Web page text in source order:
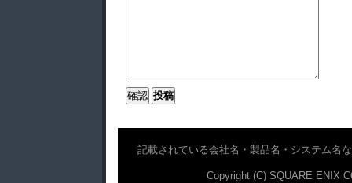
記載されている会社名・製品名・システム名
Copyright (C) SQUARE ENIX